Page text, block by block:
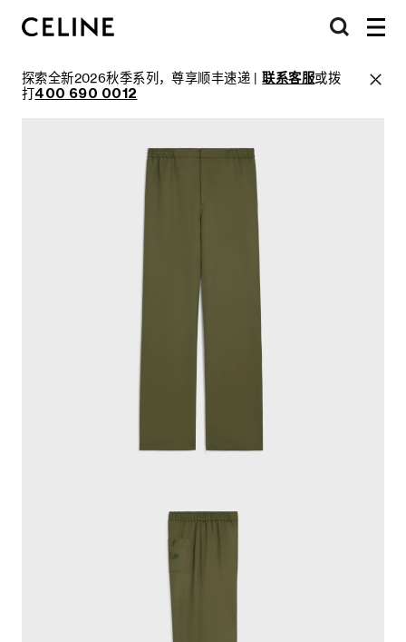
探索全新2026秋季系列，尊享顺丰速递 |联系客服或拨
打400 690 0012